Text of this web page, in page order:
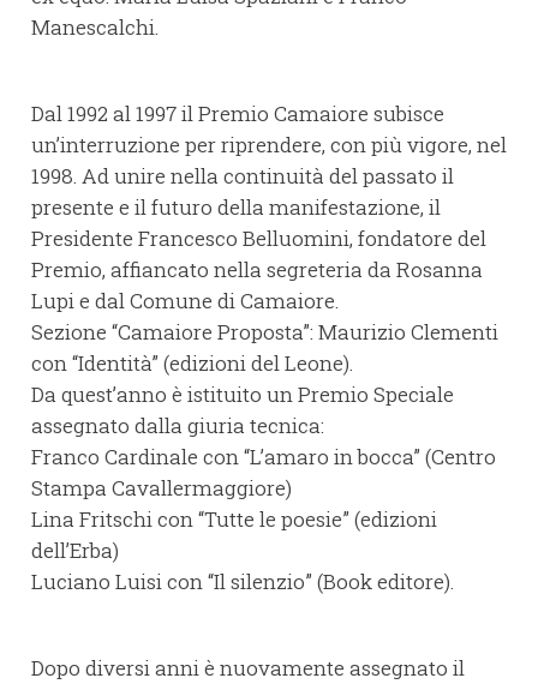
Manescalchi.
Dal 1992 al 1997 il Premio Camaiore subisce
un’interruzione per riprendere, con più vigore, nel
1998. Ad unire nella continuità del passato il
presente e il futuro della manifestazione, il
Presidente Francesco Belluomini, fondatore del
Premio, affiancato nella segreteria da Rosanna
Lupi e dal Comune di Camaiore.
Sezione “Camaiore Proposta”: Maurizio Clementi
con “Identità” (edizioni del Leone).
Da quest’anno è istituito un Premio Speciale
assegnato dalla giuria tecnica:
Franco Cardinale con “L’amaro in bocca” (Centro
Stampa Cavallermaggiore)
Lina Fritschi con “Tutte le poesie” (edizioni
dell’Erba)
Luciano Luisi con “Il silenzio” (Book editore).
Dopo diversi anni è nuovamente assegnato il